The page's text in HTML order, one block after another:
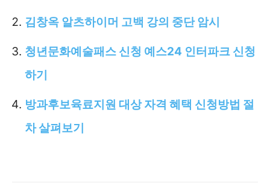
김창옥 알츠하이머 고백 강의 중단 암시
청년문화예술패스 신청 예스24 인터파크 신청
하기
방과후보육료지원 대상 자격 혜택 신청방법 절
차 살펴보기